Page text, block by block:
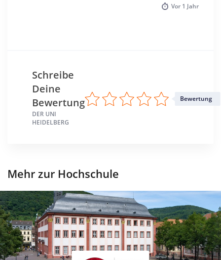
Vor 1 Jahr
Schreibe
Deine
Bewertung
DER UNI
HEIDELBERG
Bewertung
Mehr zur Hochschule